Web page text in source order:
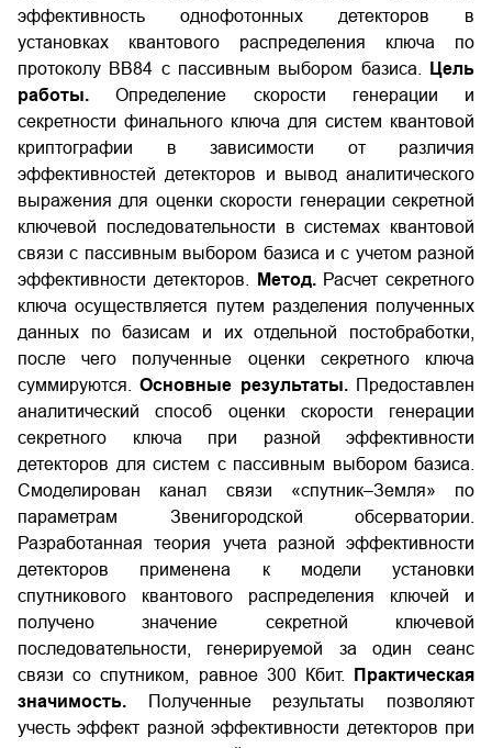
эффективность однофотонных детекторов в
установках квантового распределения ключа по
протоколу BB84 c пассивным выбором базиса.
Цель
работы. Определение скорости генерации и
секретности финального ключа для систем квантовой
криптографии в зависимости от различия
эффективностей детекторов и вывод аналитического
выражения для оценки скорости генерации секретной
ключевой последовательности в системах квантовой
связи с пассивным выбором базиса и с учетом разной
эффективности детекторов.
Метод.Расчет секретного
ключа осуществляется путем разделения полученных
данных по базисам и их отдельной постобработки,
после чего полученные оценки секретного ключа
суммируются.Основные результаты. Предоставлен
аналитический способ оценки скорости генерации
секретного ключа при разной эффективности
детекторов для систем с пассивным выбором базиса.
Смоделирован канал связи «спутник–Земля» по
параметрам Звенигородской обсерватории.
Разработанная теория учета разной эффективности
детекторов применена к модели установки
спутникового квантового распределения ключей и
получено значение секретной ключевой
последовательности, генерируемой за один сеанс
связи со спутником, равное 300 Кбит.
Практическая
значимость. Полученные результаты позволяют
учесть эффект разной эффективности детекторов при